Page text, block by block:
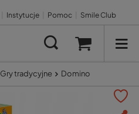
Instytucje Pomoc Smile Club
Gry tradycyjne Domino